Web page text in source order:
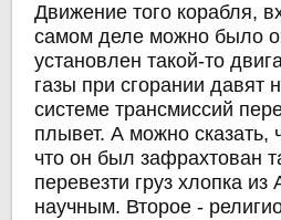
Движение того корабля,
самом деле можно было
установлен такой-то
газы при сгорании давят
системе трансмиссий
плывет. А можно сказать,
что он был зафрахтован
перевезти груз хлопка
научным. Второе -